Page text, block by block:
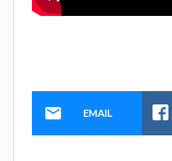
EMAIL